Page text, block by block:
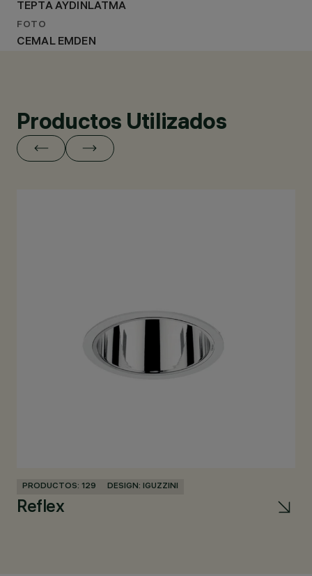
TEPTA AYDINLATMA
FOTO
CEMAL EMDEN
Productos Utilizados
PRODUCTOS: 129 DESIGN: IGUZZINI
Reflex